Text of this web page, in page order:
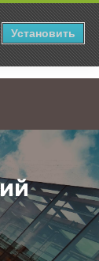
Установить
день в